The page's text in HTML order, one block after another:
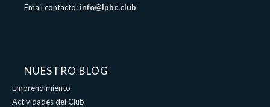
Email contacto:info@lpbc.club
NUESTRO BLOG
Emprendimiento
Actividades del Club